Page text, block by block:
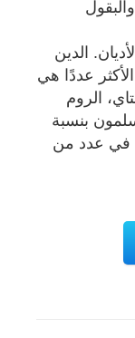
الدين
عددًا هي
الروم
يليها المسلمون بنسبة
في عدد من